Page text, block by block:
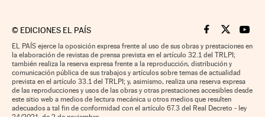
© EDICIONES EL PAÍS Cinco Días en
Cinco Días
Cinco
EL PAÍS ejerce la oposición expresa frente al uso de sus obras y prestaciones en
la elaboración de revistas de prensa prevista en el artículo 32.1 del TRLPI;
también realiza la reserva expresa frente a la reproducción, distribución y
comunicación pública de sus trabajos y artículos sobre temas de actualidad
prevista en el artículo 33.1 del TRLPI; y, asimismo, realiza una reserva expresa
de las reproducciones y usos de las obras y otras prestaciones accesibles desde
este sitio web a medios de lectura mecánica u otros medios que resulten
adecuados a tal fin de conformidad con el artículo 67.3 del Real Decreto - ley